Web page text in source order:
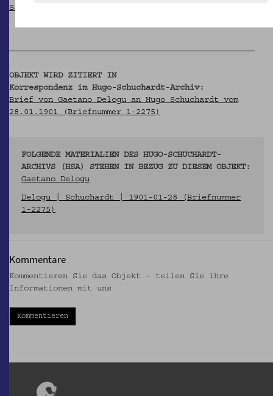
Sachwortforschung
OBJEKT WIRD ZITIERT IN
Korrespondenz im Hugo-Schuchardt-Archiv:
Brief von Gaetano Delogu an Hugo Schuchardt vom
28.01.1901 (Briefnummer 1-2275)
FOLGENDE MATERIALIEN DES HUGO-SCHUCHARDT-
ARCHIVS (HSA) STEHEN IN BEZUG ZU DIESEM OBJEKT:
Gaetano Delogu
Delogu | Schuchardt | 1901-01-28 (Briefnummer
1-2275)
Kommentare
Kommentieren Sie das Objekt - teilen Sie ihre
Informationen mit uns
Kommentieren